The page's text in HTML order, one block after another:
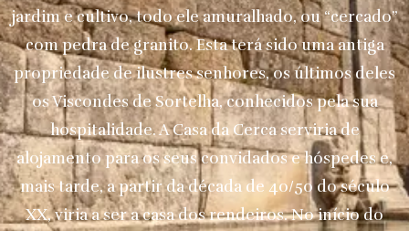
jardim e cultivo, todo ele amuralhado, ou “cercado”
com pedra de granito. Esta terá sido uma antiga
propriedade de ilustres senhores, os últimos deles
os Viscondes de Sortelha, conhecidos pela sua
hospitalidade. A Casa da Cerca serviria de
alojamento para os seus convidados e hóspedes e,
mais tarde, a partir da década de 40/50 do século
XX, viria a ser a casa dos rendeiros. No início do